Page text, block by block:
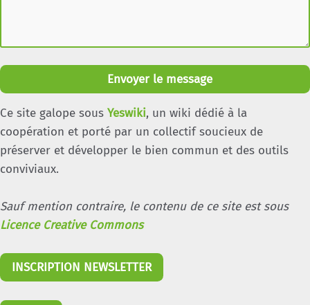
Envoyer le message
Ce site galope sous Yeswiki, un wiki dédié à la
coopération et porté par un collectif soucieux de
préserver et développer le bien commun et des outils
conviviaux.
Sauf mention contraire, le contenu de ce site est sous
Licence Creative Commons
INSCRIPTION NEWSLETTER